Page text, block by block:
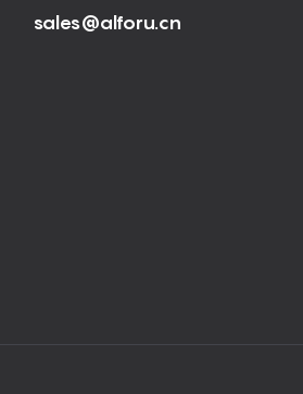
sales@alforu.cn